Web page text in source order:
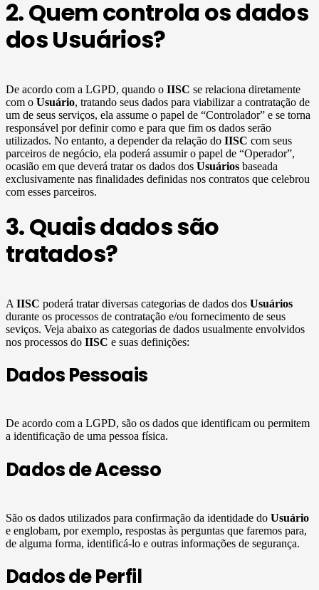
2. Quem controla os dados
dos Usuários?
De acordo com a LGPD, quando o IISC se relaciona diretamente
com o Usuário, tratando seus dados para viabilizar a contratação de
um de seus serviços, ela assume o papel de “Controlador” e se torna
responsável por definir como e para que fim os dados serão
utilizados. No entanto, a depender da relação do IISC com seus
parceiros de negócio, ela poderá assumir o papel de “Operador”,
ocasião em que deverá tratar os dados dos Usuários baseada
exclusivamente nas finalidades definidas nos contratos que celebrou
com esses parceiros.
3. Quais dados são
tratados?
A IISC poderá tratar diversas categorias de dados dos Usuários
durante os processos de contratação e/ou fornecimento de seus
seviços. Veja abaixo as categorias de dados usualmente envolvidos
nos processos do IISC e suas definições:
Dados Pessoais
De acordo com a LGPD, são os dados que identificam ou permitem
a identificação de uma pessoa física.
Dados de Acesso
São os dados utilizados para confirmação da identidade do Usuário
e englobam, por exemplo, respostas às perguntas que faremos para,
de alguma forma, identificá-lo e outras informações de segurança.
Dados de Perfil